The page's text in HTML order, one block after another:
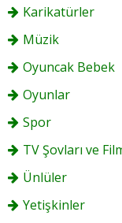
Karikatürler
Müzik
Oyuncak Bebek
Oyunlar
Spor
TV Şovları ve
Ünlüler
Yetişkinler